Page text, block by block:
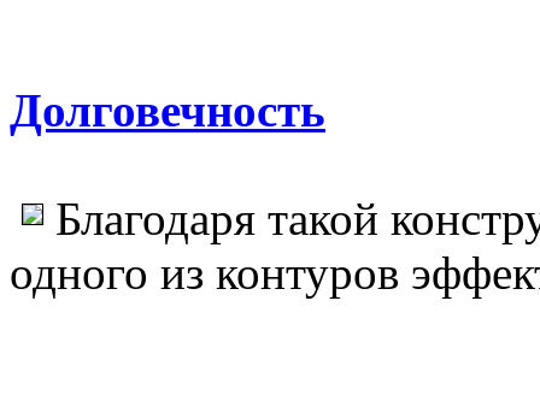
Долговечность
Благодаря такой
одного из контуров